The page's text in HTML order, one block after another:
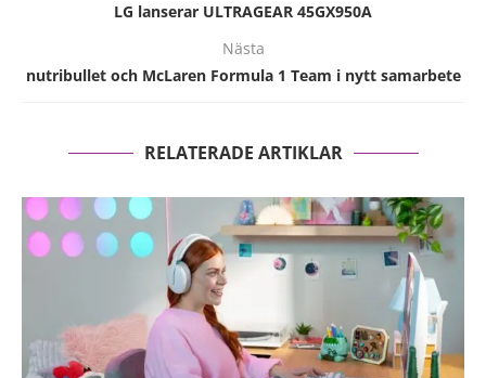
LG lanserar ULTRAGEAR 45GX950A
Nästa
nutribullet och McLaren Formula 1 Team i nytt samarbete
RELATERADE ARTIKLAR